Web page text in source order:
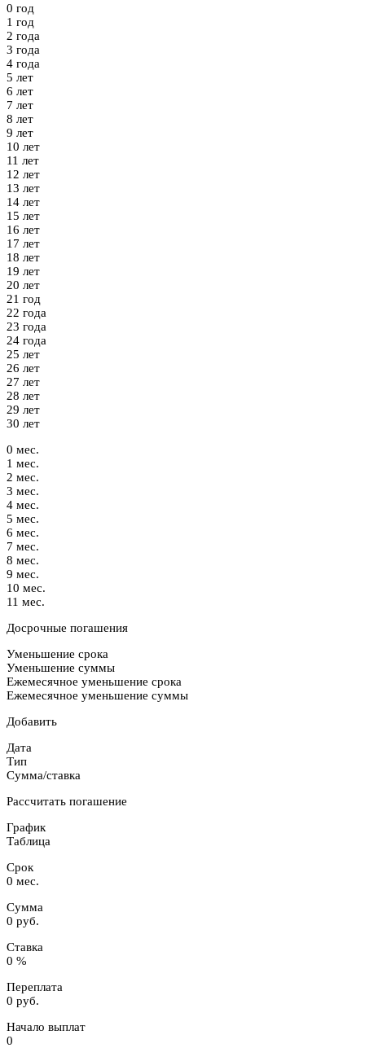
0 год
1 год
2 года
3 года
4 года
5 лет
6 лет
7 лет
8 лет
9 лет
10 лет
11 лет
12 лет
13 лет
14 лет
15 лет
16 лет
17 лет
18 лет
19 лет
20 лет
21 год
22 года
23 года
24 года
25 лет
26 лет
27 лет
28 лет
29 лет
30 лет
0 мес.
1 мес.
2 мес.
3 мес.
4 мес.
5 мес.
6 мес.
7 мес.
8 мес.
9 мес.
10 мес.
11 мес.
Досрочные погашения
Уменьшение срока
Уменьшение суммы
Ежемесячное уменьшение срока
Ежемесячное уменьшение суммы
Добавить
Дата
Тип
Сумма/ставка
Рассчитать погашение
График
Таблица
Срок
0 мес.
Сумма
0 руб.
Ставка
0 %
Переплата
0 руб.
Начало выплат
0